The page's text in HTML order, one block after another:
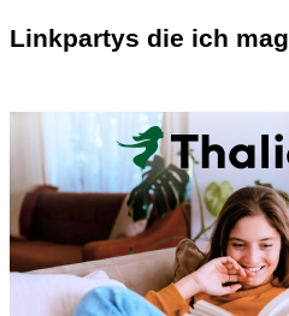
Linkpartys die ich mag